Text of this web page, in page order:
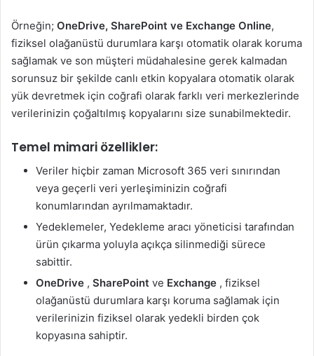
Örneğin; OneDrive, SharePoint ve Exchange Online,
fiziksel olağanüstü durumlara karşı otomatik olarak koruma
sağlamak ve son müşteri müdahalesine gerek kalmadan
sorunsuz bir şekilde canlı etkin kopyalara otomatik olarak
yük devretmek için coğrafi olarak farklı veri merkezlerinde
verilerinizin çoğaltılmış kopyalarını size sunabilmektedir.
Temel mimari özellikler:
Veriler hiçbir zaman Microsoft 365 veri sınırından
veya geçerli veri yerleşiminizin coğrafi
konumlarından ayrılmamaktadır.
Yedeklemeler, Yedekleme aracı yöneticisi tarafından
ürün çıkarma yoluyla açıkça silinmediği sürece
sabittir.
OneDrive , SharePoint ve Exchange , fiziksel
olağanüstü durumlara karşı koruma sağlamak için
verilerinizin fiziksel olarak yedekli birden çok
kopyasına sahiptir.